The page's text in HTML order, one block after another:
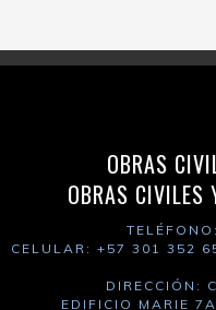
OBRAS
OBRAS CIVILES
CELULAR: +57 301 352
DIRECCIÓN:
EDIFICIO MARIE